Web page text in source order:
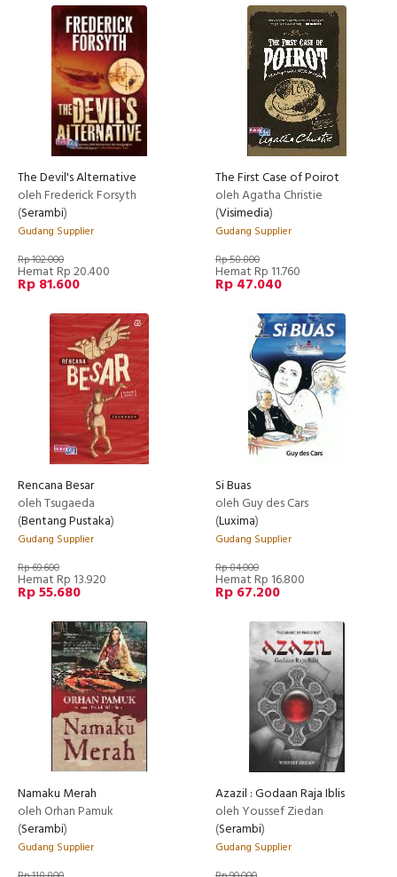
The Devil's Alternative
oleh Frederick Forsyth
(Serambi)
Gudang Supplier
Rp 102.000
Hemat Rp 20.400
Rp 81.600
The First Case of Poirot
oleh Agatha Christie
(Visimedia)
Gudang Supplier
Rp 58.800
Hemat Rp 11.760
Rp 47.040
Rencana Besar
oleh Tsugaeda
(Bentang Pustaka)
Gudang Supplier
Rp 69.600
Hemat Rp 13.920
Rp 55.680
Si Buas
oleh Guy des Cars
(Luxima)
Gudang Supplier
Rp 84.000
Hemat Rp 16.800
Rp 67.200
Namaku Merah
oleh Orhan Pamuk
(Serambi)
Gudang Supplier
Azazil : Godaan Raja Iblis
oleh Youssef Ziedan
(Serambi)
Gudang Supplier